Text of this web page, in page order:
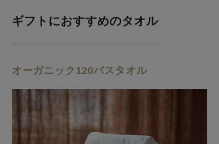
ギフトにおすすめのタオル
オーガニック120バスタオル